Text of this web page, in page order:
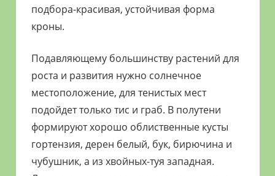
подбора-красивая, устойчивая форма
кроны.
Подавляющему большинству растений для
роста и развития нужно солнечное
местоположение, для тенистых мест
подойдет только тис и граб. В полутени
формируют хорошо облиственные кусты
гортензия, дерен белый, бук, бирючина и
чубушник, а из хвойных-туя западная.